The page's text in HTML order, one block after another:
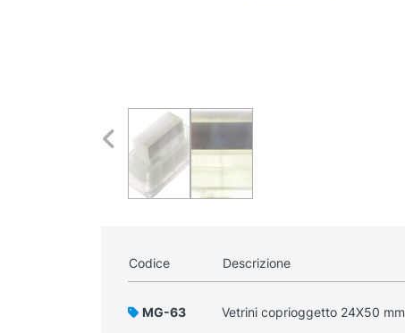
Codice Descrizione
MG-63 Vetrini coprioggetto 24X50 mm